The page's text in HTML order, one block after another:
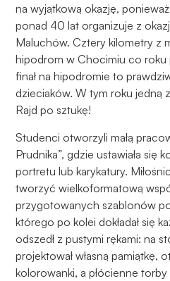
na wyjątkową okazję,
ponad 40 lat organizuje z
Maluchów. Cztery kilometry z
hipodrom w Chocimiu co roku
finał na hipodromie to
dzieciaków. W tym roku jedną
Rajd po sztukę!
Studenci otworzyli małą
Prudnika”, gdzie ustawiała się
portretu lub karykatury.
tworzyć wielkoformatową
przygotowanych szablonów
którego po kolei dokładał się
odszedł z pustymi rękami: na
projektował własną pamiątkę,
kolorowanki, a płócienne torby